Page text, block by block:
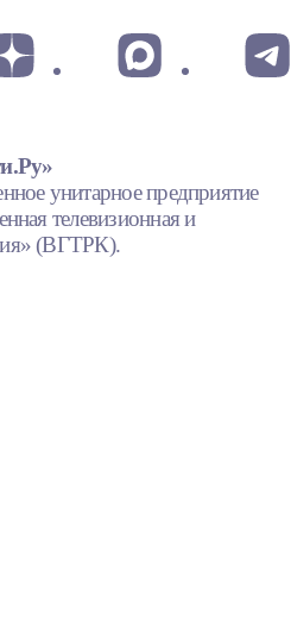
унитарное предприятие
телевизионная и
(ВГТРК).